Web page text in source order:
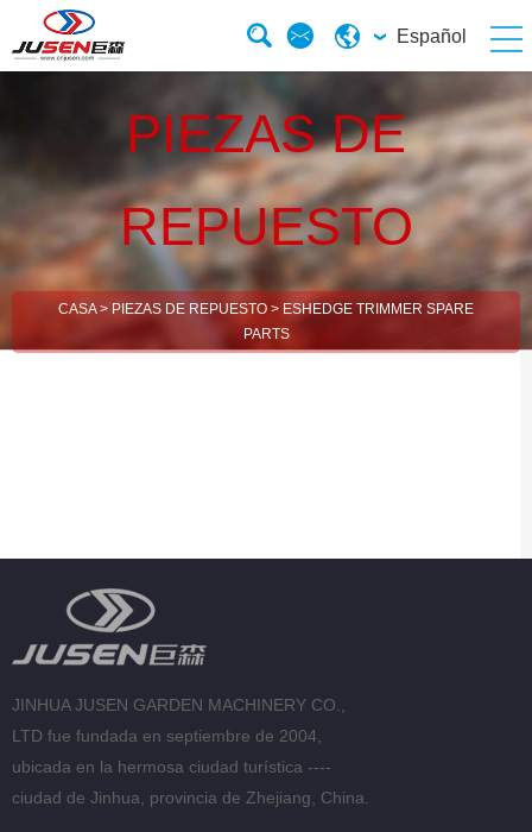
Español
PIEZAS DE
REPUESTO
CASA> PIEZAS DE REPUESTO > ESHEDGE TRIMMER SPARE
PARTS
JINHUA JUSEN GARDEN MACHINERY CO.,
LTD fue fundada en septiembre de 2004,
ubicada en la hermosa ciudad turística ----
ciudad de Jinhua, provincia de Zhejiang, China.